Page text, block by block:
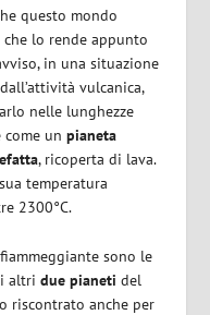
questo mondo
lo rende appunto
in una situazione
vulcanica,
nelle lunghezze
come unpianeta
, ricoperta di lava.
temperatura
2300°C.
sono le
altridue pianeti del
riscontrato anche per